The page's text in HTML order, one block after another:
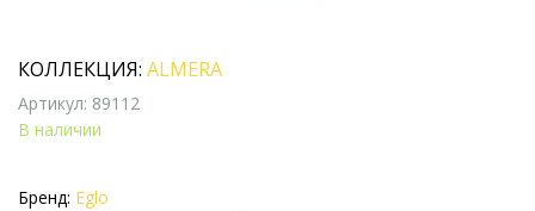
КОЛЛЕКЦИЯ: ALMERA
Артикул: 89112
В наличии
Бренд: Eglo